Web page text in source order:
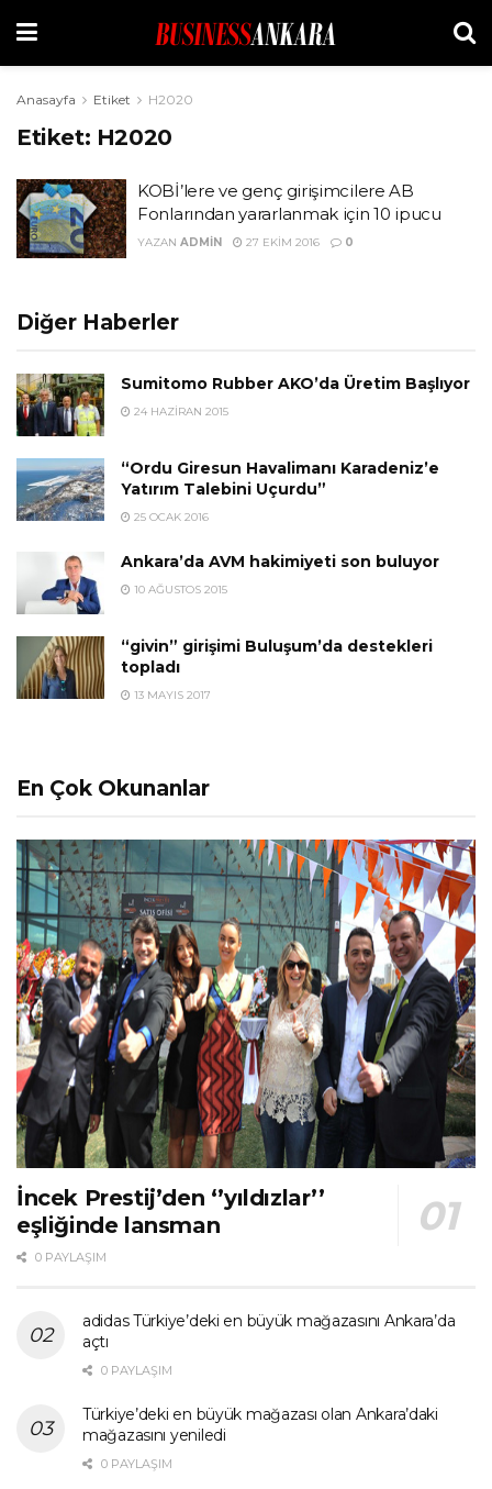
Anasayfa Etiket H2020
Etiket: H2020
KOBİ’lere ve genç girişimcilere AB
Fonlarından yararlanmak için 10 ipucu
YAZAN ADMIN 27 EKIM 2016 0
Diğer Haberler
Sumitomo Rubber AKO’da Üretim Başlıyor
24 HAZIRAN 2015
“Ordu Giresun Havalimanı Karadeniz’e
Yatırım Talebini Uçurdu”
25 OCAK 2016
Ankara’da AVM hakimiyeti son buluyor
10 AĞUSTOS 2015
“givin” girişimi Buluşum’da destekleri
topladı
13 MAYIS 2017
En Çok Okunanlar
İncek Prestij’den ‘’yıldızlar’’
eşliğinde lansman
0 PAYLAŞIM
adidas Türkiye’deki en büyük mağazasını Ankara’da
açtı
0 PAYLAŞIM
Türkiye’deki en büyük mağazası olan Ankara’daki
mağazasını yeniledi
0 PAYLAŞIM